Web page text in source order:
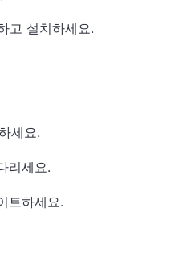
고 설치하세요.
세요.
리세요.
트하세요.